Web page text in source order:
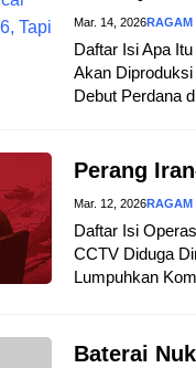
Mar. 14, 2026RAGAM
Daftar Isi Apa
Akan
Debut Perdana
Perang
Mar. 12, 2026RAGAM
Daftar Isi
CCTV Diduga
Lumpuhkan
Baterai